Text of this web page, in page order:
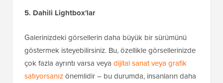
5. Dahili Lightbox'lar
Galerinizdeki görsellerin daha büyük bir sürümünü
göstermek isteyebilirsiniz. Bu, özellikle görsellerinizde
çok fazla ayrıntı varsa veya dijital sanat veya grafik
satıyorsanızönemlidir – bu durumda, insanların daha